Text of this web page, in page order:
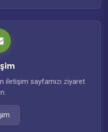
iletişim sayfamızı ziyaret